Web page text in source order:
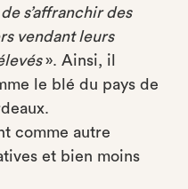
s’affranchir des
vendant leurs
». Ainsi, il
le blé du pays de
comme autre
et bien moins